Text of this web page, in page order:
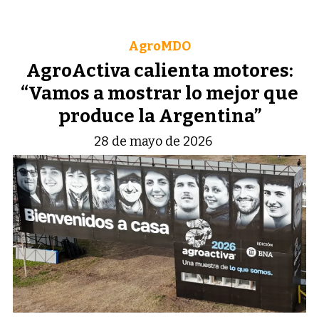
AgroActiva calienta motores:
“Vamos a mostrar lo mejor que
produce la Argentina”
AgroMDO
28 de mayo de 2026